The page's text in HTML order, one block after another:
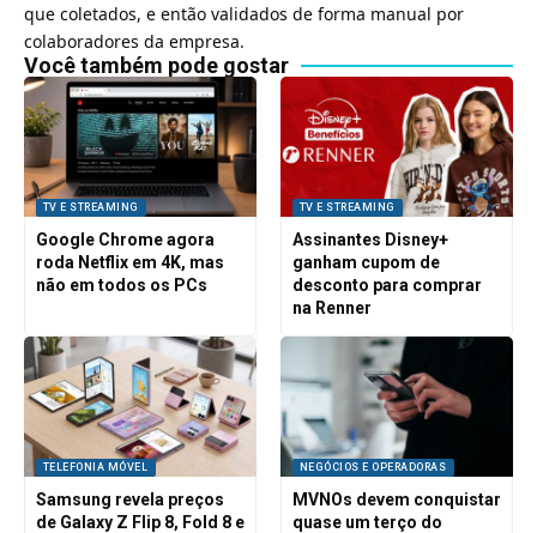
que coletados, e então validados de forma manual por
colaboradores da empresa.
Você também pode gostar
TV E STREAMING
Google Chrome agora
roda Netflix em 4K, mas
não em todos os PCs
TV E STREAMING
Assinantes Disney+
ganham cupom de
desconto para comprar
na Renner
TELEFONIA MÓVEL
Samsung revela preços
de Galaxy Z Flip 8, Fold 8 e
NEGÓCIOS E OPERADORAS
MVNOs devem conquistar
quase um terço do